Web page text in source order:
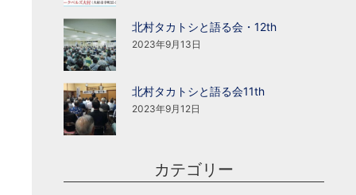
北村タカトシと語る会・12th
2023年9月13日
北村タカトシと語る会11th
2023年9月12日
カテゴリー